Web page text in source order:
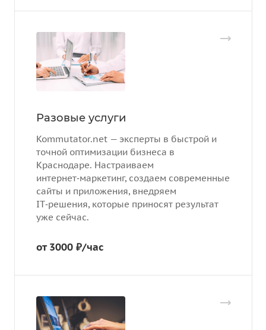
Разовые услуги
Kommutator.net — эксперты в быстрой и
точной оптимизации бизнеса в
Краснодаре. Настраиваем
интернет‑маркетинг, создаем современные
сайты и приложения, внедряем
IT‑решения, которые приносят результат
уже сейчас.
от 3000 ₽/час